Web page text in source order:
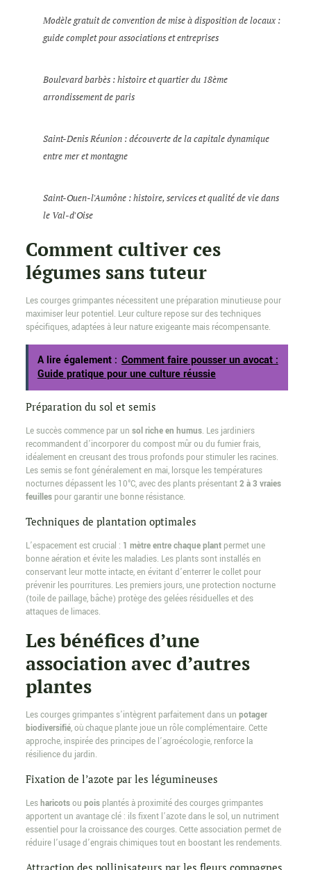
Modèle gratuit de convention de mise à disposition de locaux :
guide complet pour associations et entreprises
Boulevard barbès : histoire et quartier du 18ème
arrondissement de paris
Saint-Denis Réunion : découverte de la capitale dynamique
entre mer et montagne
Saint-Ouen-l'Aumône : histoire, services et qualité de vie dans
le Val-d'Oise
Comment cultiver ces
légumes sans tuteur
Les courges grimpantes nécessitent une préparation minutieuse pour
maximiser leur potentiel. Leur culture repose sur des techniques
spécifiques, adaptées à leur nature exigeante mais récompensante.
A lire également : Comment faire pousser un avocat :
Guide pratique pour une culture réussie
Préparation du sol et semis
Le succès commence par un sol riche en humus. Les jardiniers
recommandent d’incorporer du compost mûr ou du fumier frais,
idéalement en creusant des trous profonds pour stimuler les racines.
Les semis se font généralement en mai, lorsque les températures
nocturnes dépassent les 10°C, avec des plants présentant2 à 3 vraies
feuillespour garantir une bonne résistance.
Techniques de plantation optimales
L’espacement est crucial : 1 mètre entre chaque plantpermet une
bonne aération et évite les maladies. Les plants sont installés en
conservant leur motte intacte, en évitant d’enterrer le collet pour
prévenir les pourritures. Les premiers jours, une protection nocturne
(toile de paillage, bâche) protège des gelées résiduelles et des
attaques de limaces.
Les bénéfices d’une
association avec d’autres
plantes
Les courges grimpantes s’intègrent parfaitement dans un potager
biodiversifié, où chaque plante joue un rôle complémentaire. Cette
approche, inspirée des principes de l’agroécologie, renforce la
résilience du jardin.
Fixation de l’azote par les légumineuses
Lesharicotsou poisplantés à proximité des courges grimpantes
apportent un avantage clé : ils fixent l’azote dans le sol, un nutriment
essentiel pour la croissance des courges. Cette association permet de
réduire l’usage d’engrais chimiques tout en boostant les rendements.